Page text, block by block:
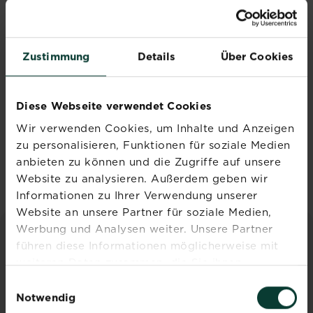
Zustimmung Details Über Cookies
Diese Webseite verwendet Cookies
Wir verwenden Cookies, um Inhalte und Anzeigen
zu personalisieren, Funktionen für soziale Medien
anbieten zu können und die Zugriffe auf unsere
Website zu analysieren. Außerdem geben wir
Informationen zu Ihrer Verwendung unserer
Website an unsere Partner für soziale Medien,
Werbung und Analysen weiter. Unsere Partner
führen diese Informationen möglicherweise mit
weiteren Daten zusammen, die Sie ihnen
Nutzung der Dienste gesammelt haben.
Notwendig
Roundup
Drucksprühgerät
Roundup® Unkrautfrei Universal Drucksprühgerät
Händler und
Verfügbarkeit
INSPIRATION & RATGEBER